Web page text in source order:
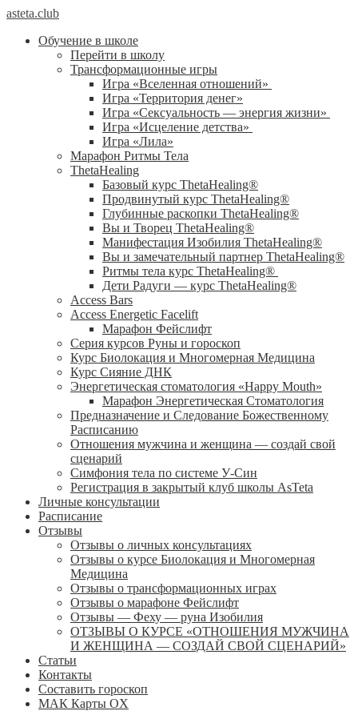
asteta.club
Обучение в школе
Перейти в школу
Трансформационные игры
Игра «Вселенная отношений»
Игра «Территория денег»
Игра «Сексуальность — энергия жизни»
Игра «Исцеление детства»
Игра «Лила»
Марафон Ритмы Тела
ThetaHealing
Базовый курс ThetaHealing®
Продвинутый курс ThetaHealing®
Глубинные раскопки ThetaHealing®
Вы и Творец ThetaHealing®
Манифестация Изобилия ThetaHealing®
Вы и замечательный партнер ThetaHealing®
Ритмы тела курс ThetaHealing®
Дети Радуги — курс ThetaHealing®
Access Bars
Access Energetic Facelift
Марафон Фейслифт
Серия курсов Руны и гороскоп
Курс Биолокация и Многомерная Медицина
Курс Сияние ДНК
Энергетическая стоматология «Happy Mouth»
Марафон Энергетическая Cтоматология
Предназначение и Следование Божественному
Расписанию
Отношения мужчина и женщина — создай свой
сценарий
Симфония тела по системе У-Син
Регистрация в закрытый клуб школы AsTeta
Личные консультации
Расписание
Отзывы
Отзывы о личных консультациях
Отзывы о курсе Биолокация и Многомерная
Медицина
Отзывы о трансформационных играх
Отзывы о марафоне Фейслифт
Отзывы — Феху — руна Изобилия
ОТЗЫВЫ О КУРСЕ «ОТНОШЕНИЯ МУЖЧИНА
И ЖЕНЩИНА — СОЗДАЙ СВОЙ СЦЕНАРИЙ»
Статьи
Контакты
Составить гороскоп
МАК Карты OХ